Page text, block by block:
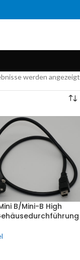
werden angezeigt
B/Mini-B High